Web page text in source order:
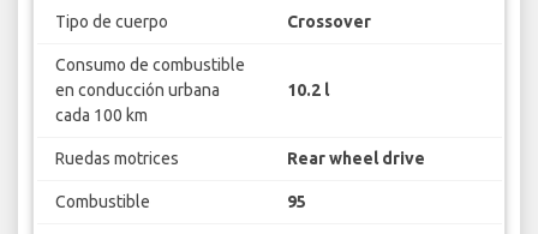
Tipo de cuerpo Crossover
Consumo de combustible
en conducción urbana
cada 100 km
10.2 l
Ruedas motrices Rear wheel drive
Combustible 95